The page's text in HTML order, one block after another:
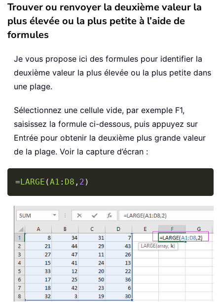
Trouver ou renvoyer la deuxième valeur la
plus élevée ou la plus petite à l’aide de
formules
Je vous propose ici des formules pour identifier la
deuxième valeur la plus élevée ou la plus petite dans
une plage.
Sélectionnez une cellule vide, par exemple F1,
saisissez la formule ci-dessous, puis appuyez sur
Entrée pour obtenir la deuxième plus grande valeur
de la plage. Voir la capture d’écran :
= LARGE (A1 : D8 , 2 )